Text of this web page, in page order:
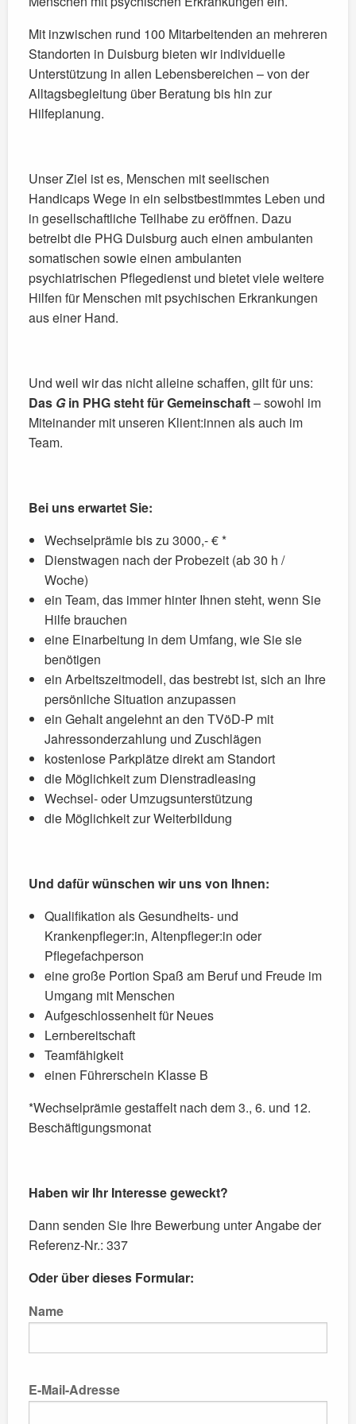
Mit inzwischen rund 100 Mitarbeitenden an mehreren
Standorten in Duisburg bieten wir individuelle
Unterstützung in allen Lebensbereichen – von der
Alltagsbegleitung über Beratung bis hin zur
Hilfeplanung.
Unser Ziel ist es, Menschen mit seelischen
Handicaps Wege in ein selbstbestimmtes Leben und
in gesellschaftliche Teilhabe zu eröffnen. Dazu
betreibt die PHG Duisburg auch einen ambulanten
somatischen sowie einen ambulanten
psychiatrischen Pflegedienst und bietet viele weitere
Hilfen für Menschen mit psychischen Erkrankungen
aus einer Hand.
Und weil wir das nicht alleine schaffen, gilt für uns:
Das Gin PHG steht für Gemeinschaft– sowohl im
Miteinander mit unseren Klient:innen als auch im
Team.
Bei uns erwartet Sie:
Wechselprämie bis zu 3000,- € *
Dienstwagen nach der Probezeit (ab 30 h /
Woche)
ein Team, das immer hinter Ihnen steht, wenn Sie
Hilfe brauchen
eine Einarbeitung in dem Umfang, wie Sie sie
benötigen
ein Arbeitszeitmodell, das bestrebt ist, sich an Ihre
persönliche Situation anzupassen
ein Gehalt angelehnt an den TVöD-P mit
Jahressonderzahlung und Zuschlägen
kostenlose Parkplätze direkt am Standort
die Möglichkeit zum Dienstradleasing
Wechsel- oder Umzugsunterstützung
die Möglichkeit zur Weiterbildung
Und dafür wünschen wir uns von Ihnen:
Qualifikation als Gesundheits- und
Krankenpfleger:in, Altenpfleger:in oder
Pflegefachperson
eine große Portion Spaß am Beruf und Freude im
Umgang mit Menschen
Aufgeschlossenheit für Neues
Lernbereitschaft
Teamfähigkeit
einen Führerschein Klasse B
*Wechselprämie gestaffelt nach dem 3., 6. und 12.
Beschäftigungsmonat
Haben wir Ihr Interesse geweckt?
Dann senden Sie Ihre Bewerbung unter Angabe der
Referenz-Nr.: 337
Oder über dieses Formular:
Name
E-Mail-Adresse